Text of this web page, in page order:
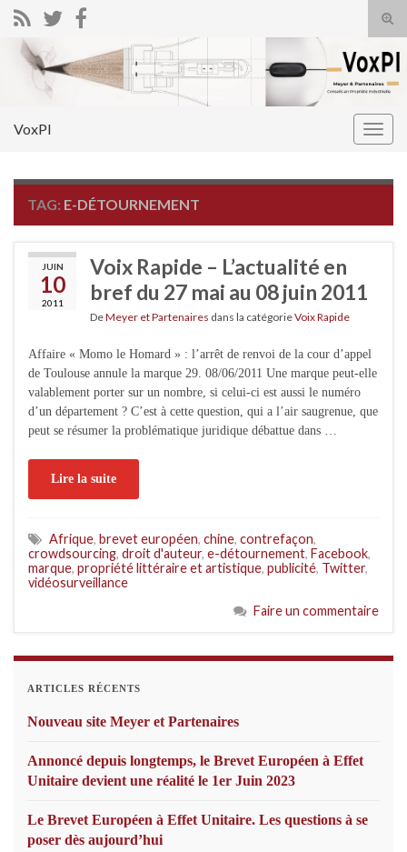
Search for:
VoxPI
TAG: E-DÉTOURNEMENT
JUIN
10
2011
Voix Rapide – L’actualité en
bref du 27 mai au 08 juin 2011
DeMeyer et Partenaires dans la catégorieVoix Rapide
Affaire « Momo le Homard » : l’arrêt de renvoi de la cour d’appel
de Toulouse annule la marque 29. 08/06/2011 Une marque peut-elle
valablement porter sur un nombre, si celui-ci est aussi le numéro
d’un département ? C’est à cette question, qui a l’air saugrenue, que
peut se résumer la problématique juridique débattue dans …
Lire la suite
Afrique, brevet européen, chine, contrefaçon,
crowdsourcing, droit d'auteur, e-détournement, Facebook,
marque, propriété littéraire et artistique, publicité, Twitter,
vidéosurveillance
Faire un commentaire
ARTICLES RÉCENTS
Nouveau site Meyer et Partenaires
Annoncé depuis longtemps, le Brevet Européen à Effet
Unitaire devient une réalité le 1er Juin 2023
Le Brevet Européen à Effet Unitaire. Les questions à se
poser dès aujourd’hui